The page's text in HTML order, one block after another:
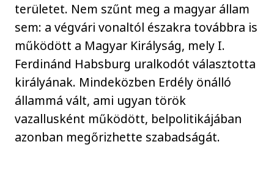
területet. Nem szűnt meg a magyar állam
sem: a végvári vonaltól északra továbbra is
működött a Magyar Királyság, mely I.
Ferdinánd Habsburg uralkodót választotta
királyának. Mindeközben Erdély önálló
állammá vált, ami ugyan török
vazallusként működött, belpolitikájában
azonban megőrizhette szabadságát.